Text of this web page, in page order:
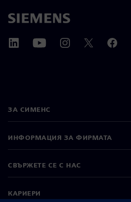
ЗА СИМЕНС
ИНФОРМАЦИЯ ЗА ФИРМАТА
СВЪРЖЕТЕ СЕ С НАС
КАРИЕРИ